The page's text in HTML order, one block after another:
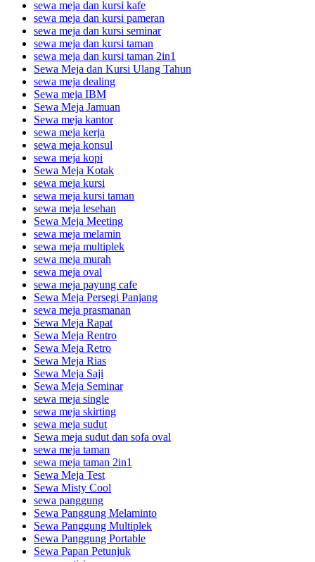
sewa meja dan kursi kafe
sewa meja dan kursi pameran
sewa meja dan kursi seminar
sewa meja dan kursi taman
sewa meja dan kursi taman 2in1
Sewa Meja dan Kursi Ulang Tahun
sewa meja dealing
Sewa meja IBM
Sewa Meja Jamuan
Sewa meja kantor
sewa meja kerja
sewa meja konsul
sewa meja kopi
Sewa Meja Kotak
sewa meja kursi
sewa meja kursi taman
sewa meja lesehan
Sewa Meja Meeting
sewa meja melamin
sewa meja multiplek
sewa meja murah
sewa meja oval
sewa meja payung cafe
Sewa Meja Persegi Panjang
sewa meja prasmanan
Sewa Meja Rapat
Sewa Meja Rentro
Sewa Meja Retro
Sewa Meja Rias
Sewa Meja Saji
Sewa Meja Seminar
sewa meja single
sewa meja skirting
sewa meja sudut
Sewa meja sudut dan sofa oval
sewa meja taman
sewa meja taman 2in1
Sewa Meja Test
Sewa Misty Cool
sewa panggung
Sewa Panggung Melaminto
Sewa Panggung Multiplek
Sewa Panggung Portable
Sewa Papan Petunjuk